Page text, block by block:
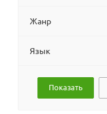
Жанр
Язык